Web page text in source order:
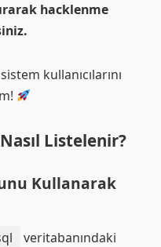
hacklenme
kullanıcılarını
Listelenir?
Kullanarak
veritabanındaki